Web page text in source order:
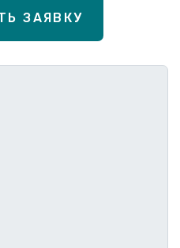
ЗАЯВКУ